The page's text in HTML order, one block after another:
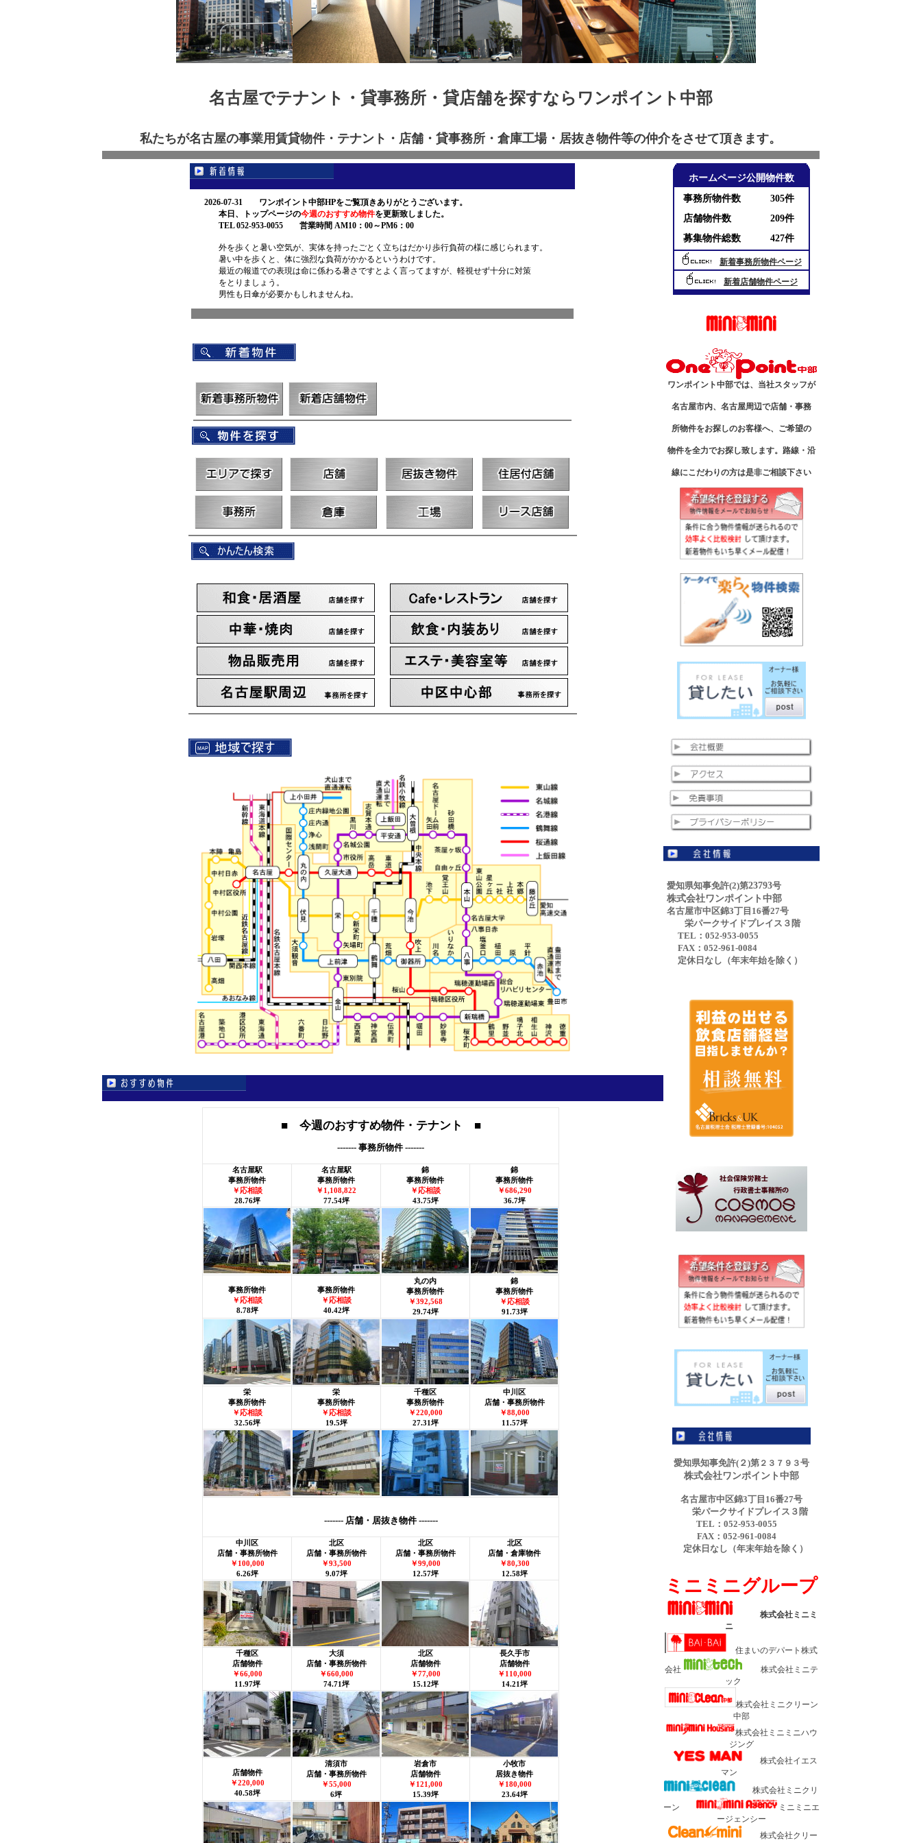
名古屋でテナント・貸事務所・貸店舗を探すならワンポイント中部
私たちが名古屋の事業用賃貸物件・テナント・店舗・貸事務所・倉庫工場・居抜き物件等の仲介をさせて頂きます。
ホームページ公開物件数
事務所物件数
305件
店舗物件数
209件
募集物件総数
427件
新着事務所物件ページ
新着店舗物件ページ
ワンポイント中部では、当社スタッフが
名古屋市内、名古屋周辺で店舗・事務
所物件をお探しのお客様へ、ご希望の
物件を全力でお探し致します。路線・沿
線にこだわりの方は是非ご相談下さい
愛知県知事免許(2)第23793号
株式会社ワンポイント中部
名古屋市中区錦3丁目16番27号
栄パークサイドプレイス３階
TEL：052-953-0055
FAX：052-961-0084
定休日なし（年末年始を除く）
愛知県知事免許(２)第２３７９３号
株式会社ワンポイント中部
名古屋市中区錦3丁目16番27号
栄パークサイドプレイス３階
TEL：052-953-0055
FAX：052-961-0084
定休日なし（年末年始を除く）
ミニミニグループ
株式会社ミニミ
ニ
住まいのデパート株式
会社
株式会社ミニテ
ック
株式会社ミニクリーン
中部
株式会社ミニミニハウ
ジング
株式会社イエス
マン
株式会社ミニクリ
ーン
ミニミニエ
ージェンシー
株式会社クリー